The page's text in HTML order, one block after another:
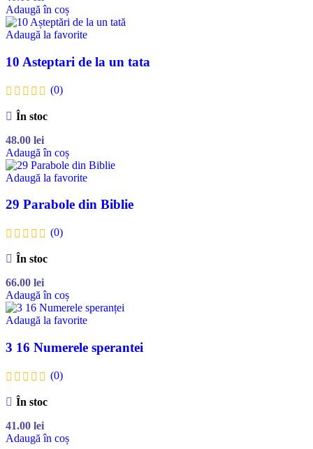
Adaugă în coș
Adaugă la favorite
10 Asteptari de la un tata
(0)
În stoc
48.00 lei
Adaugă în coș
Adaugă la favorite
29 Parabole din Biblie
(0)
În stoc
66.00 lei
Adaugă în coș
Adaugă la favorite
3 16 Numerele sperantei
(0)
În stoc
41.00 lei
Adaugă în coș